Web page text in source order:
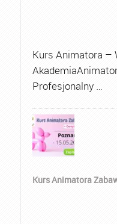
Kurs Animatora –
Profesjonalny …
Kurs Animatora